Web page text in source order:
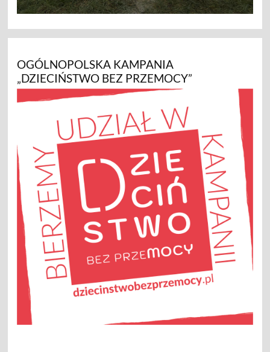
OGÓLNOPOLSKA KAMPANIA
„DZIECIŃSTWO BEZ PRZEMOCY”